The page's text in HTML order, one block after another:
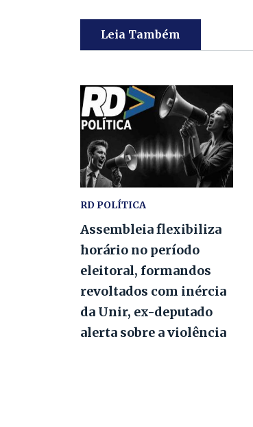
Leia Também
RD POLÍTICA
Assembleia flexibiliza
horário no período
eleitoral, formandos
revoltados com inércia
da Unir, ex-deputado
alerta sobre a violência